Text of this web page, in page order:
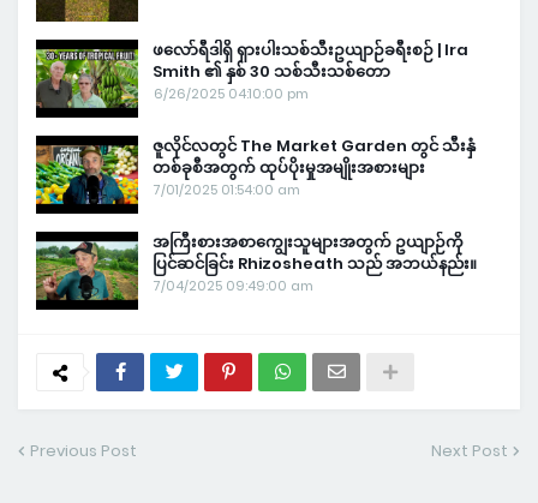
ဖလော်ရီဒါရှိ ရှားပါးသစ်သီးဥယျာဉ်ခရီးစဉ် | Ira
Smith ၏ နှစ် 30 သစ်သီးသစ်တော
6/26/2025 04:10:00 pm
ဇူလိုင်လတွင် The Market Garden တွင် သီးနှံ
တစ်ခုစီအတွက် ထုပ်ပိုးမှုအမျိုးအစားများ
7/01/2025 01:54:00 am
အကြီးစားအစာကျွေးသူများအတွက် ဥယျာဉ်ကို
ပြင်ဆင်ခြင်း Rhizosheath သည် အဘယ်နည်း။
7/04/2025 09:49:00 am
Previous Post Next Post